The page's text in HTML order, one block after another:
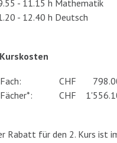
- 11.15 h Mathematik
- 12.40 h Deutsch
Kurskosten
CHF
CHF
Rabatt für den 2. Kurs ist